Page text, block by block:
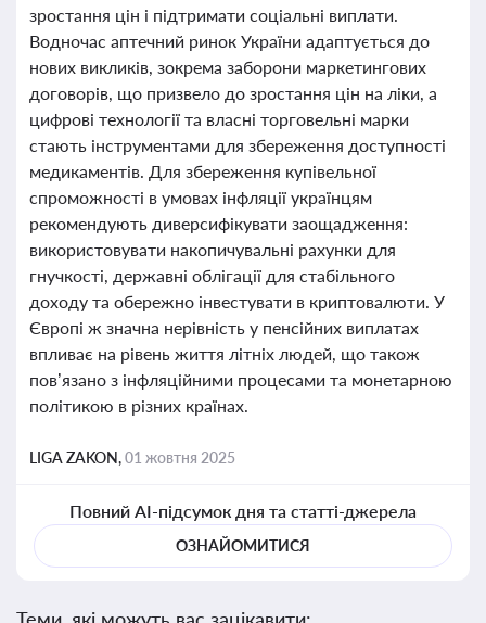
зростання цін і підтримати соціальні виплати.
Водночас аптечний ринок України адаптується до
нових викликів, зокрема заборони маркетингових
договорів, що призвело до зростання цін на ліки, а
цифрові технології та власні торговельні марки
стають інструментами для збереження доступності
медикаментів. Для збереження купівельної
спроможності в умовах інфляції українцям
рекомендують диверсифікувати заощадження:
використовувати накопичувальні рахунки для
гнучкості, державні облігації для стабільного
доходу та обережно інвестувати в криптовалюти. У
Європі ж значна нерівність у пенсійних виплатах
впливає на рівень життя літніх людей, що також
пов’язано з інфляційними процесами та монетарною
політикою в різних країнах.
LIGA ZAKON,01 жовтня 2025
Повний AI-підсумок дня та статті-джерела
ОЗНАЙОМИТИСЯ